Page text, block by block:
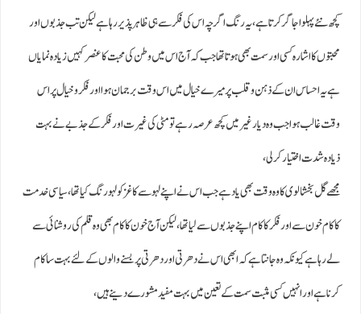
کچھ نئے پہلو اجاگر کرتا ہے، یہ رنگ اگرچہ اس کی فکر سے ہی ظاہر پذیر رہا ہے لیکن تب جذبوں اور
محبتوں کا اشارہ کسی اورسمت بھی ہوتا تھا جب کہ آج اس میں وطن کی محبت کا عنصرکہیں زیادہ نمایاں
ہے یہ احساس ان کے ذہن و قلب پرمیرے خیال میں اس وقت برجمان ہوا اور فکر و خیال پراس
وقت غالب ہوا جب وہ دیار غیر میں کچھ عرصہ رہے تو مٹی کی غیرت اورفکر کے جذبے نےبہت
ذیادہ شدت اختیار کرلی ،
مجھے گل بخشالوی کا وہ وقت بھی یاد ہے جب اس نے اپنے لہو سے کاغز کو لہو رنگ کیا تھا، سیاسی خدمت
کا کام خون سےاور فکر کا کام اپنے جذبوں سے لیا تھا، لیکن آج خون کا کام بھی وہ قلم کی روشنائی سے
لے رہا ہے کیونکہ وہ جانتا ہے کہ ابھی اس نے دھرتی اور دھرتی پربسنے والوں کے لئے بہت سا کام
کرنا ہے اور انہیں کسی مثبت سمت کے تعین میں بہت مفید مشورے دینے ہیں ،